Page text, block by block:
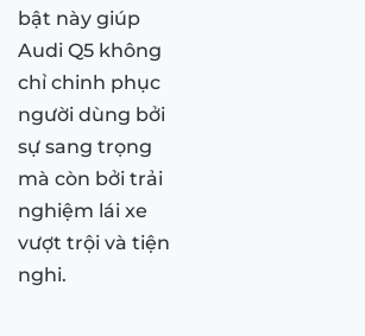
bật này giúp
Audi Q5 không
chỉ chinh phục
người dùng bởi
sự sang trọng
mà còn bởi trải
nghiệm lái xe
vượt trội và tiện
nghi.